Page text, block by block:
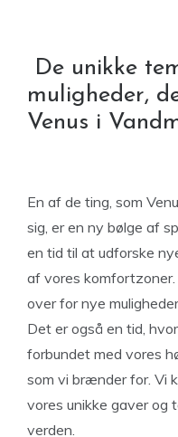
De unikke
muligheder,
Venus i
En af de ting, som
sig, er en ny bølge af
en tid til at udforske
af vores
over for nye
Det er også en tid,
forbundet med vores
som vi brænder for. Vi
vores unikke gaver og
verden.